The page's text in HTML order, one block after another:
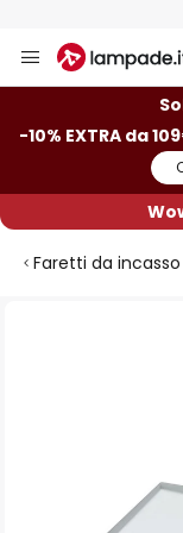
Salta
al
-10% EXTRA da
Faretti da incasso